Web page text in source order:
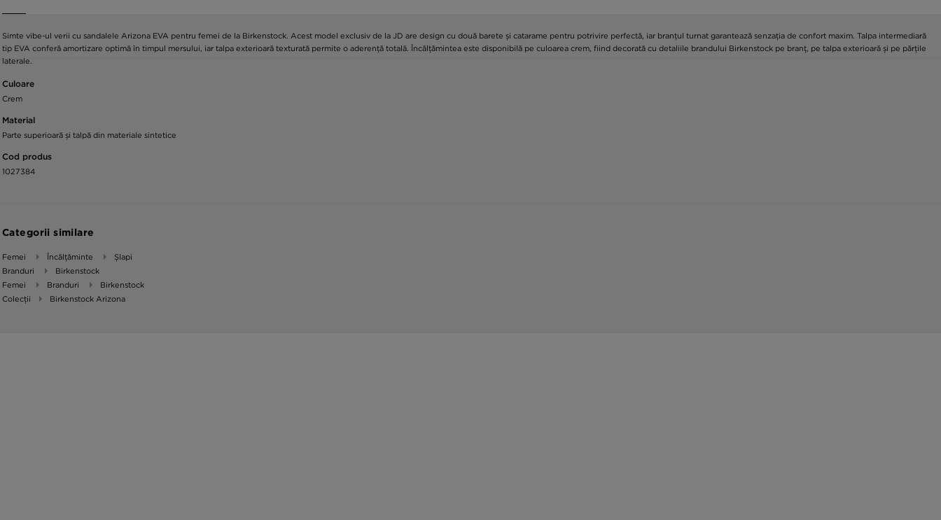
Simte vibe-ul verii cu sandalele Arizona EVA pentru femei de la Birkenstock. Acest model exclusiv de la JD are design cu două barete și catarame pentru potrivire perfectă, iar branțul turnat garantează senzația de confort maxim. Talpa intermediară
tip EVA conferă amortizare optimă în timpul mersului, iar talpa exterioară texturată permite o aderență totală. Încălțămintea este disponibilă pe culoarea crem, fiind decorată cu detaliile brandului Birkenstock pe branț, pe talpa exterioară și pe părțile
laterale.
Culoare
Crem
Material
Parte superioară și talpă din materiale sintetice
Cod produs
1027384
Categorii similare
Femei Încălțăminte
Șlapi
Branduri
Birkenstock
Femei
Branduri
Birkenstock
Colecții
Birkenstock Arizona